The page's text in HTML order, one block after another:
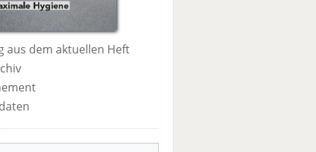
aus dem aktuellen Heft